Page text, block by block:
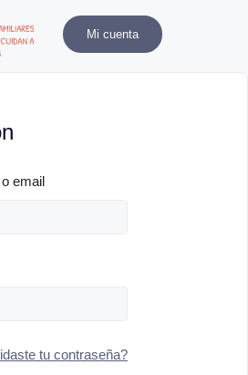
Mi cuenta
email
tu contraseña?